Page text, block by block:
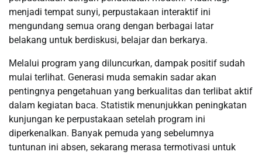
menjadi tempat sunyi, perpustakaan interaktif ini
mengundang semua orang dengan berbagai latar
belakang untuk berdiskusi, belajar dan berkarya.
Melalui program yang diluncurkan, dampak positif sudah
mulai terlihat. Generasi muda semakin sadar akan
pentingnya pengetahuan yang berkualitas dan terlibat aktif
dalam kegiatan baca. Statistik menunjukkan peningkatan
kunjungan ke perpustakaan setelah program ini
diperkenalkan. Banyak pemuda yang sebelumnya
tuntunan ini absen, sekarang merasa termotivasi untuk